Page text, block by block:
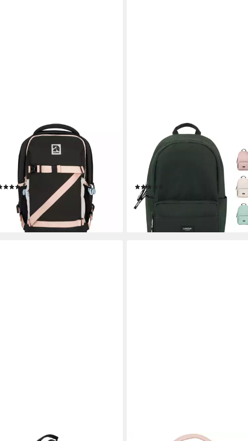
Schulrucksack Cosmo Rucksack
Schule Mädchen Jungen Teenager
(1-tlg), Ergonomisch, Gepolstert,
Wasserabweisend
(21)
79,95 €
lieferbar - in 2-3 Werktagen bei dir
Schulrucksack No 3 Rucksack Schule
Mädchen Jungen Teenager (1-tlg),
Seitentasche, Laptopfach,
Wasserabweisend
39,95 €
lieferbar - in 2-3 Werktagen bei dir